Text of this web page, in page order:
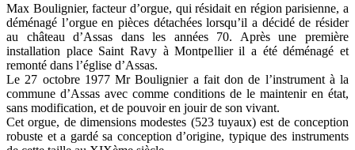
Max Boulignier, facteur d’orgue, qui résidait en région parisienne, a
déménagé l’orgue en pièces détachées lorsqu’il a décidé de résider
au château d’Assas dans les années 70. Après une première
installation place Saint Ravy à Montpellier il a été déménagé et
remonté dans l’église d’Assas.
Le 27 octobre 1977 Mr Boulignier a fait don de l’instrument à la
commune d’Assas avec comme conditions de le maintenir en état,
sans modification, et de pouvoir en jouir de son vivant.
Cet orgue, de dimensions modestes (523 tuyaux) est de conception
robuste et a gardé sa conception d’origine, typique des instruments